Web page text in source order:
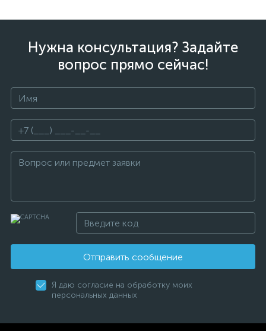
Нужна консультация? Задайте
вопрос прямо сейчас!
Отправить сообщение
Я даю согласие на обработку моих
персональных данных